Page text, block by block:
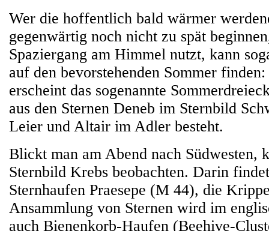
Wer die hoffentlich bald wärmer
gegenwärtig noch nicht zu spät
Spaziergang am Himmel nutzt, kann
auf den bevorstehenden Sommer
erscheint das sogenannte
aus den Sternen Deneb im Sternbild
Leier und Altair im Adler besteht.
Blickt man am Abend nach Südwesten,
Sternbild Krebs beobachten. Darin
Sternhaufen Praesepe (M 44), die
Ansammlung von Sternen wird im
auch Bienenkorb-Haufen (Beehive-